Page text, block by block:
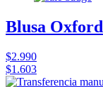
Blusa Oxford
$2.990
$1.603